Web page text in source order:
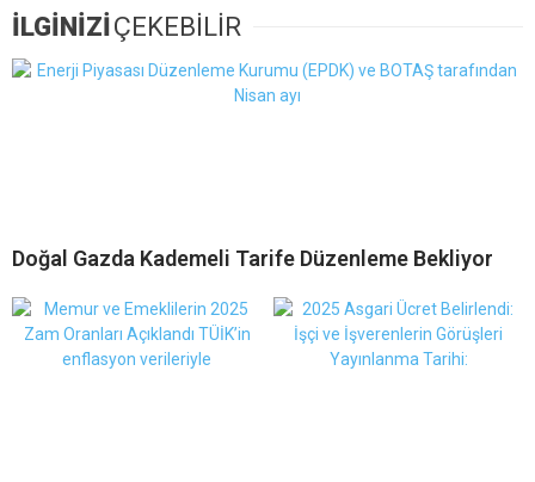
İLGİNİZİ ÇEKEBİLİR
Doğal Gazda Kademeli Tarife Düzenleme Bekliyor